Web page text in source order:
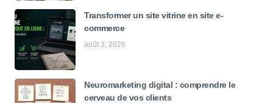
Transformer un site vitrine en site e-
commerce
août 3, 2026
Neuromarketing digital : comprendre le
cerveau de vos clients